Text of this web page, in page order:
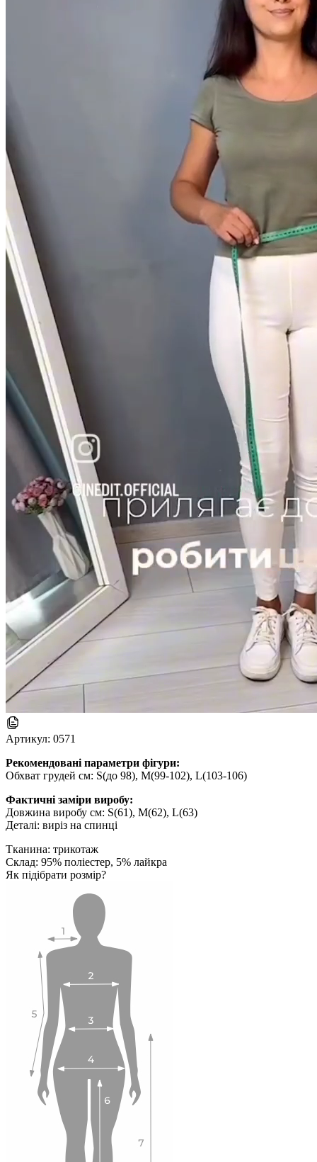
Артикул: 0571
Рекомендовані параметри фігури:
Обхват грудей см: S(до 98), M(99-102), L(103-106)
Фактичні заміри виробу:
Довжина виробу см: S(61), M(62), L(63)
Деталі: виріз на спинці
Тканина: трикотаж
Склад: 95% поліестер, 5% лайкра
Як підібрати розмір?